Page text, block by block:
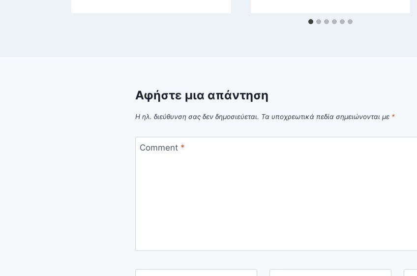
Αφήστε μια απάντηση
Η ηλ. διεύθυνση σας δεν δημοσιεύεται. Τα υποχρεωτικά πεδία σημειώνονται με *
Comment *